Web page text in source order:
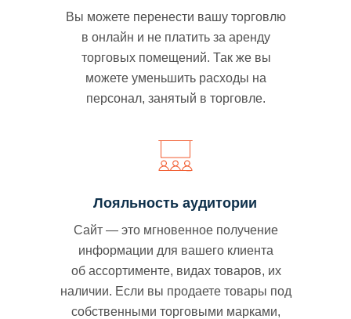
Вы можете перенести вашу торговлю
в онлайн и не платить за аренду
торговых помещений. Так же вы
можете уменьшить расходы на
персонал, занятый в торговле.
Лояльность аудитории
Сайт — это мгновенное получение
информации для вашего клиента
об ассортименте, видах товаров, их
наличии. Если вы продаете товары под
собственными торговыми марками,